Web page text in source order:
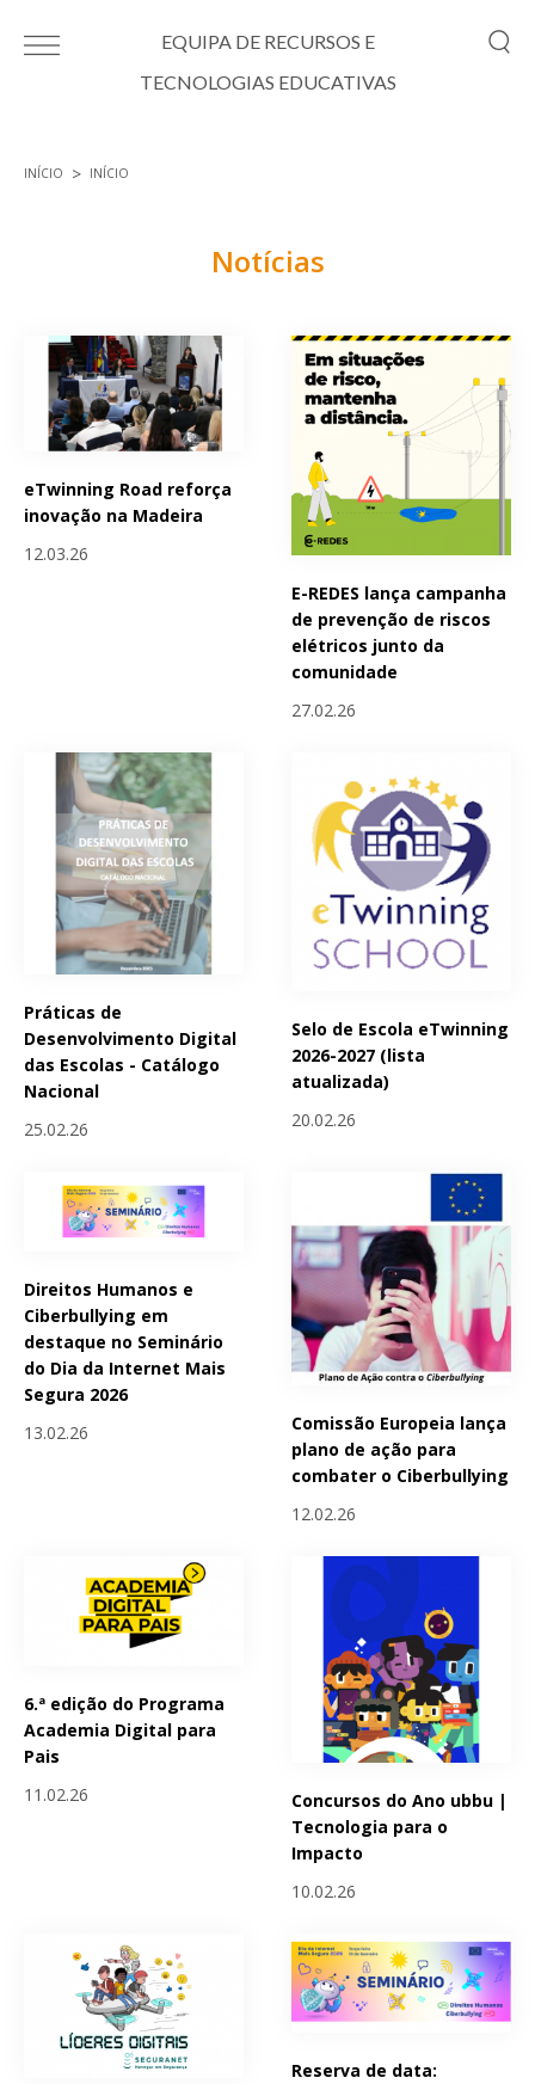
EQUIPA DE RECURSOS E
TECNOLOGIAS EDUCATIVAS
INÍCIO INÍCIO
Notícias
eTwinning Road reforça
inovação na Madeira
12.03.26
E-REDES lança campanha
de prevenção de riscos
elétricos junto da
comunidade
27.02.26
Práticas de
Desenvolvimento Digital
das Escolas - Catálogo
Nacional
25.02.26
Selo de Escola eTwinning
2026-2027 (lista
atualizada)
20.02.26
Direitos Humanos e
Ciberbullying em
destaque no Seminário
do Dia da Internet Mais
Segura 2026
13.02.26
Comissão Europeia lança
plano de ação para
combater o Ciberbullying
12.02.26
6.ª edição do Programa
Academia Digital para
Pais
11.02.26
Concursos do Ano ubbu |
Tecnologia para o
Impacto
10.02.26
Reserva de data:
Páginas